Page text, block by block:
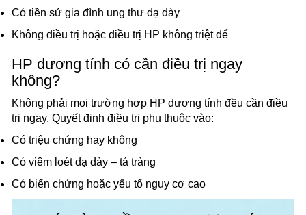
Có tiền sử gia đình ung thư dạ dày
Không điều trị hoặc điều trị HP không triệt để
HP dương tính có cần điều trị ngay
không?
Không phải mọi trường hợp HP dương tính đều cần điều
trị ngay. Quyết định điều trị phụ thuộc vào:
Có triệu chứng hay không
Có viêm loét dạ dày – tá tràng
Có biến chứng hoặc yếu tố nguy cơ cao